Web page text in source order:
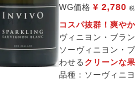
WG価格 ¥ 2,780
コスパ抜群！爽や
ヴィニヨン・ブラ
ソーヴィニヨン・
わせる クリーンな
品種：ソーヴィニ